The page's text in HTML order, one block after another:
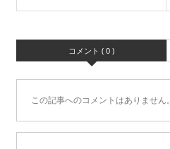
コメント ( 0 )
この記事へのコメントはありません。